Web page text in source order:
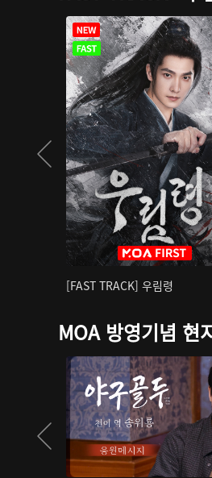
[FAST TRACK] 우림령
MOA 방영기념 현